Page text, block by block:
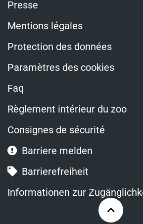
Presse
Mentions légales
Protection des données
Paramètres des cookies
Faq
Règlement intérieur du zoo
Consignes de sécurité
Barriere melden
Barrierefreiheit
Informationen zur
Zurück